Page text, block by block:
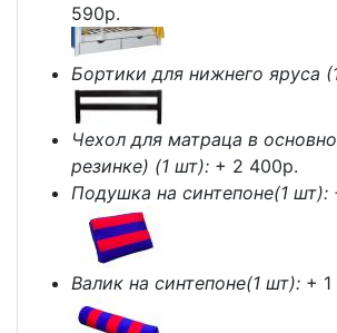
590p.
Бортики для нижнего яруса
Чехол для матраца в
резинке) (1 шт): + 2 400p.
Подушка на синтепоне(1 шт):
Валик на синтепоне(1 шт): +